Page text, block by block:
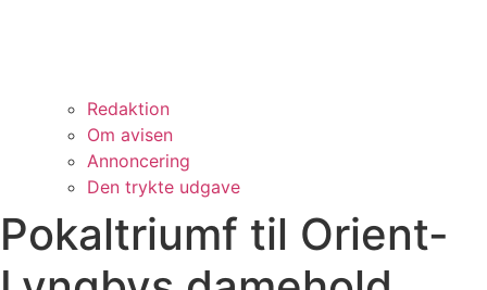
Redaktion
Om avisen
Annoncering
Den trykte udgave
Pokaltriumf til Orient-